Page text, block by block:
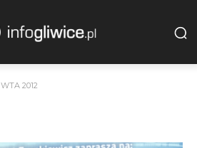
WTA 2012